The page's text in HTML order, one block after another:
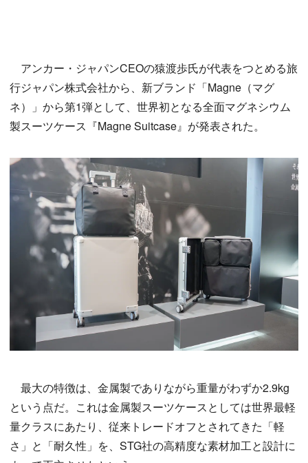
アンカー・ジャパンCEOの猿渡歩氏が代表をつとめる旅
行ジャパン株式会社から、新ブランド「Magne（マグ
ネ）」から第1弾として、世界初となる全面マグネシウム
製スーツケース『Magne Suitcase』が発表された。
最大の特徴は、金属製でありながら重量がわずか2.9kg
という点だ。これは金属製スーツケースとしては世界最軽
量クラスにあたり、従来トレードオフとされてきた「軽
さ」と「耐久性」を、STG社の高精度な素材加工と設計に